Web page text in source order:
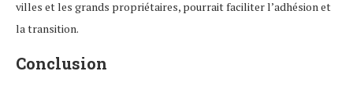
villes et les grands propriétaires, pourrait faciliter l’adhésion et
la transition.
Conclusion